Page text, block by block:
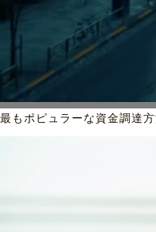
最もポピュラーな資金調達